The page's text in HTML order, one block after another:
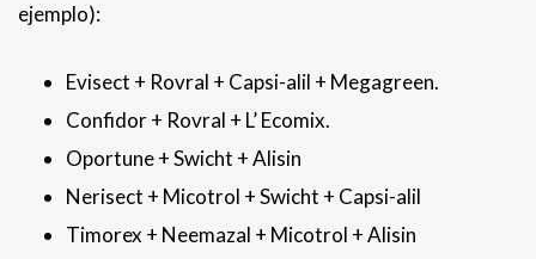
ejemplo):
Evisect + Rovral + Capsi-alil + Megagreen.
Confidor + Rovral + L’ Ecomix.
Oportune + Swicht + Alisin
Nerisect + Micotrol + Swicht + Capsi-alil
Timorex + Neemazal + Micotrol + Alisin